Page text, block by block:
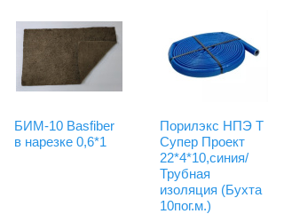
БИМ-10 Basfiber
в нарезке 0,6*1
Порилэкс НПЭ T
Супер Проект
22*4*10,синия/
Трубная
изоляция (Бухта
10пог.м.)